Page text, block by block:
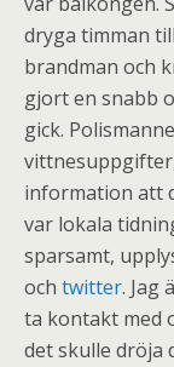
dryga timman
brandman och
gjort en snabb
gick.
information att
var lokala
sparsamt,
och twitter. Jag
ta kontakt med
det skulle dröja